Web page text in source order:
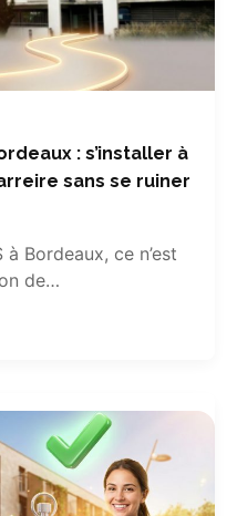
: s’installer à
sans se ruiner
Bordeaux, ce n’est
de…